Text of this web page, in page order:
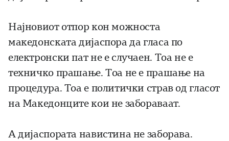
Најновиот отпор кон можноста
македонската дијаспора да гласа по
електронски пат не е случаен. Тоа не е
техничко прашање. Тоа не е прашање на
процедура. Тоа е политички страв од гласот
на Македонците кои не забораваат.
А дијаспората навистина не заборава.